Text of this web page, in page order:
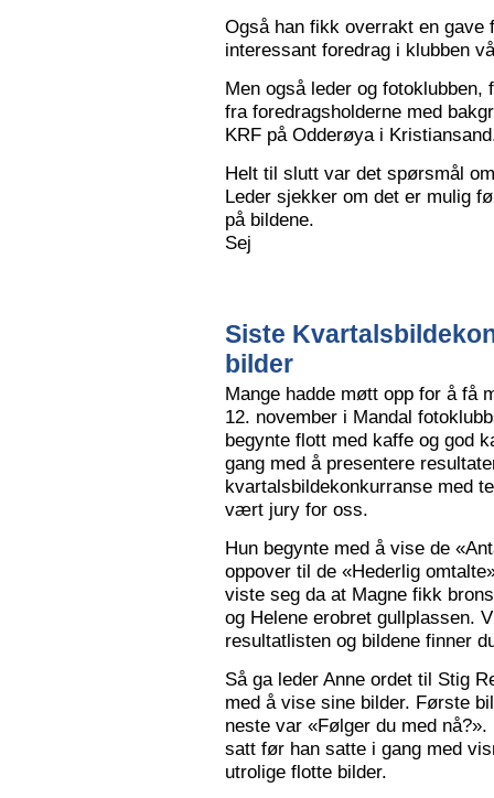
Også han fikk overrakt en gave
interessant foredrag i klubben
Men også leder og
fra foredragsholderne med
KRF på Odderøya i
Helt til slutt var det spørsmål
Leder sjekker om det er mulig
på bildene.
Sej
Siste
bilder
Mange hadde møtt opp for å få
12. november i Mandal
begynte flott med kaffe og god
gang med å presentere
kvartalsbildekonkurranse med
vært jury for oss.
Hun begynte med å vise de
oppover til de «Hederlig
viste seg da at Magne fikk
og Helene erobret gullplassen.
resultatlisten og bildene finner
Så ga leder Anne ordet til Stig
med å vise sine bilder. Første
neste var «Følger du med
satt før han satte i gang med
utrolige flotte bilder.